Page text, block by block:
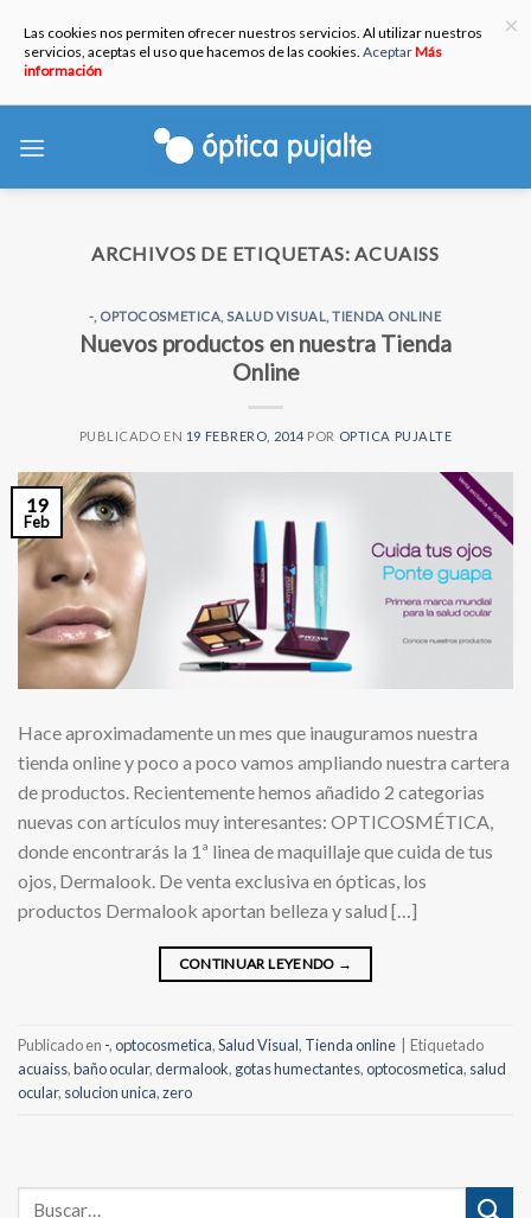
ARCHIVOS DE ETIQUETAS:ACUAISS
-, OPTOCOSMETICA,SALUD VISUAL,TIENDA ONLINE
Nuevos productos en nuestra Tienda
Online
PUBLICADO EN 19 FEBRERO, 2014 POR OPTICA PUJALTE
19
Feb
Hace aproximadamente un mes que inauguramos nuestra
tienda online y poco a poco vamos ampliando nuestra cartera
de productos. Recientemente hemos añadido 2 categorias
nuevas con artículos muy interesantes: OPTICOSMÉTICA,
donde encontrarás la 1ª linea de maquillaje que cuida de tus
ojos, Dermalook. De venta exclusiva en ópticas, los
productos Dermalook aportan belleza y salud […]
CONTINUAR LEYENDO →
Publicado en -,optocosmetica,Salud Visual, Tienda online
Etiquetado
acuaiss,baño ocular,dermalook, gotas humectantes,optocosmetica, salud
ocular, solucion unica,zero
×
Las cookies nos permiten ofrecer nuestros servicios. Al utilizar nuestros
servicios, aceptas el uso que hacemos de las cookies. AceptarMás
información